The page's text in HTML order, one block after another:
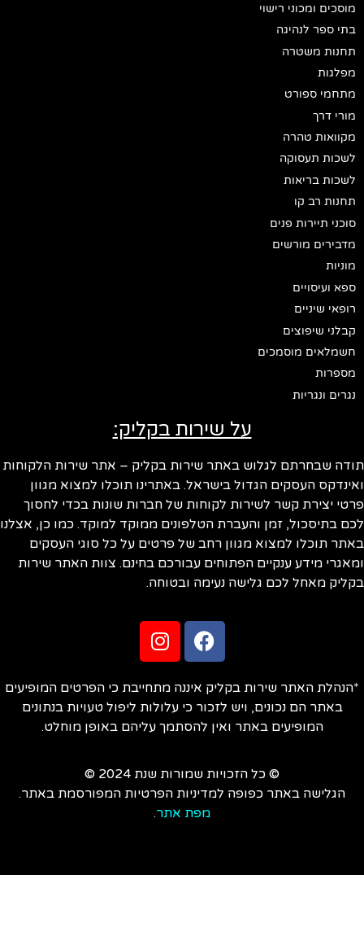
מוסכים ומכוני רישוי
בתי ספר לנהיגה
תחנות משטרה
מפלגות
מתחמי ספורט
מורי דרך
מקוואות טהרה
לשכות תעסוקה
לשכות בריאות
תחנות רב קו
סוכני תיירות פנים
מדבירים מורשים
מוניות
ספא ועיסויים
רופאי שיניים
קבלני שיפוצים
חשמלאים מוסמכים
מספרות
נגרים ונגריות
על שירות בקליק:
שבחרתם לגלוש באתר שירות בקליק – אתר שירות הלקוחות
העסקים הגדול בישראל. באתרינו תוכלו למצוא מגוון
יצירת קשר לשירות לקוחות של חברות שונות בכדי לחסוך
בתיסכול, זמן והעברת הטלפונים ממוקד למוקד. כמו כן, אצלנו
תוכלו למצוא מגוון רחב של פרטים על כל סוגי העסקים
מידע ענקיים הפתוחים עבורכם בחינם. צוות האתר שירות
מאחל לכם גלישה נעימה ובטוחה.
האתר שירות בקליק איננה מתחייבת כי הפרטים המופיעים
באתר הם נכונים, ויש לזכור כי עלולות ליפול טעויות בנתונים
המופיעים באתר ואין להסתמך עליהם באופן מוחלט.
© כל הזכויות שמורות שנת 2024 ©
הגלישה באתר כפופה למדיניות הפרטיות המפורסמת באתר.
מפת אתר.